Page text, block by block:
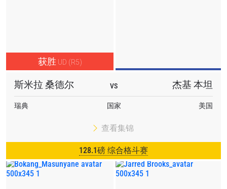
获胜 UD (R5)
斯米拉 桑德尔 VS 杰基 本坦
瑞典 国家 美国
查看集锦
128.1磅 综合格斗赛